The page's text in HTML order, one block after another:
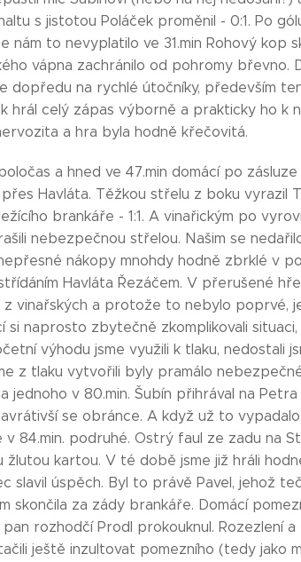
s jistotou Poláček proměnil - 0:1. Po
nám to nevyplatilo ve 31.min Rohový kop
vápna zachránilo od pohromy břevno.
dopředu na rychlé útočníky, především
hrál celý zápas výborně a prakticky ho k
a hra byla hodně křečovitá.
a hned ve 47.min domácí po zásluze
Havláta. Těžkou střelu z boku vyrazil
brankáře - 1:1. A vinařickým po
nebezpečnou střelou. Našim se
nákopy mnohdy hodně zbrklé v
Havláta Řezáčem. V přerušené
vinařských a protože to nebylo poprvé,
si naprosto zbytečně zkomplikovali
výhodu jsme využili k tlaku, nedostali
z tlaku vytvořili byly pramálo
v 80.min. Šubín přihrával na
se obránce. A když už to
84.min. podruhé. Ostrý faul ze zadu na
kartou. V té době jsme již hráli
slavil úspěch. Byl to právě Pavel, jehož
skončila za zády brankáře. Domácí
rozhodčí Prodl prokouknul. Rozezlení
ještě inzultovat pomezního (tedy jako